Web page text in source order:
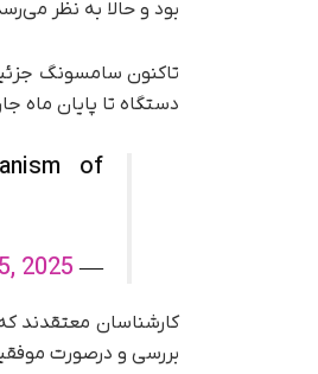
بود و حالا به نظر
تاکنون سامسونگ
دستگاه تا پایان ماه
of
— Highest (@TechHighest)
2025
کارشناسان معتقدند
بررسی و درصورت